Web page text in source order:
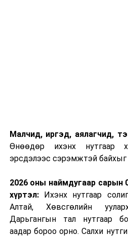
Малчид, иргэд, аялагчид,
Өнөөдөр ихэнх нутгаар
эрсдэлээс сэрэмжтэй байхыг
2026 оны наймдугаар сарын
хүртэл:Ихэнх нутгаар
Алтай, Хөвсгөлийн
Дарьгангын тал нутгаар
аадар бороо орно. Салхи